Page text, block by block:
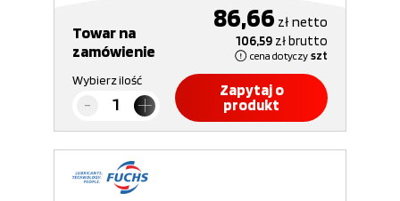
Towar na
zamówienie
86,66 złnetto
106,59 złbrutto
cena dotyczy szt
Wybierz ilość
Zapytaj o
produkt